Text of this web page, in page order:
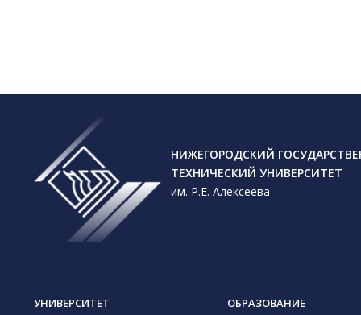
НИЖЕГОРОДСКИЙ
ТЕХНИЧЕСКИЙ УНИВЕРСИТЕТ
им. Р.Е. Алексеева
УНИВЕРСИТЕТ ОБРАЗОВАНИЕ